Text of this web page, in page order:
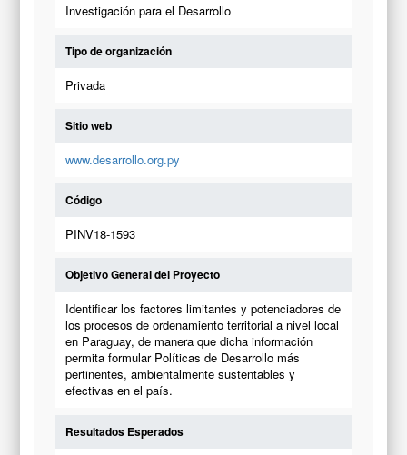
Investigación para el Desarrollo
Tipo de organización
Privada
Sitio web
www.desarrollo.org.py
Código
PINV18-1593
Objetivo General del Proyecto
Identificar los factores limitantes y potenciadores de
los procesos de ordenamiento territorial a nivel local
en Paraguay, de manera que dicha información
permita formular Políticas de Desarrollo más
pertinentes, ambientalmente sustentables y
efectivas en el país.
Resultados Esperados